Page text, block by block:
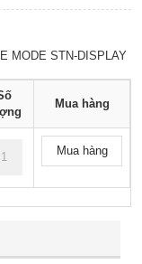
MODE STN-DISPLAY
Mua hàng
Mua hàng